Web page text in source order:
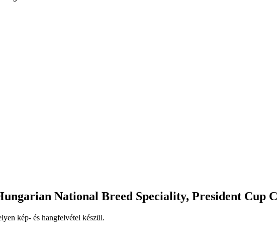
National Breed Speciality, President Cup
kép- és hangfelvétel készül.